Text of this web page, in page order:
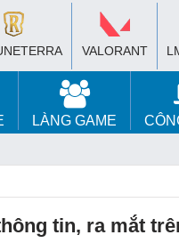
VALORANT
LÀNG GAME
tin, ra mắt